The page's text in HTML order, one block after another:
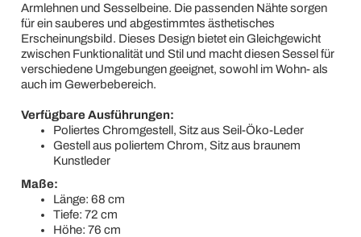
Armlehnen und Sesselbeine. Die passenden Nähte sorgen
für ein sauberes und abgestimmtes ästhetisches
Erscheinungsbild. Dieses Design bietet ein Gleichgewicht
zwischen Funktionalität und Stil und macht diesen Sessel für
verschiedene Umgebungen geeignet, sowohl im Wohn- als
auch im Gewerbebereich.
Verfügbare Ausführungen:
Poliertes Chromgestell, Sitz aus Seil-Öko-Leder
Gestell aus poliertem Chrom, Sitz aus braunem
Kunstleder
Maße:
Länge: 68 cm
Tiefe: 72 cm
Höhe: 76 cm